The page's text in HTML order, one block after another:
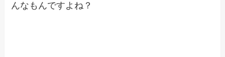
んなもんですよね？